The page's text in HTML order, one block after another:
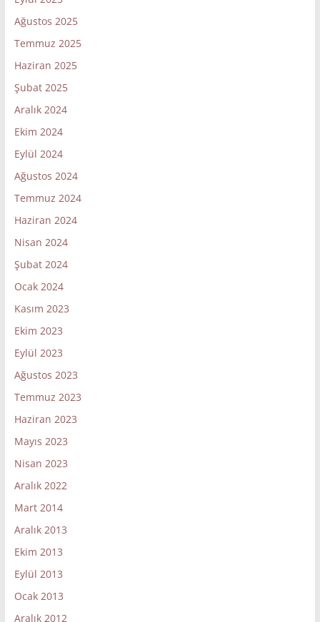
Ağustos 2025
Temmuz 2025
Haziran 2025
Şubat 2025
Aralık 2024
Ekim 2024
Eylül 2024
Ağustos 2024
Temmuz 2024
Haziran 2024
Nisan 2024
Şubat 2024
Ocak 2024
Kasım 2023
Ekim 2023
Eylül 2023
Ağustos 2023
Temmuz 2023
Haziran 2023
Mayıs 2023
Nisan 2023
Aralık 2022
Mart 2014
Aralık 2013
Ekim 2013
Eylül 2013
Ocak 2013
Aralık 2012